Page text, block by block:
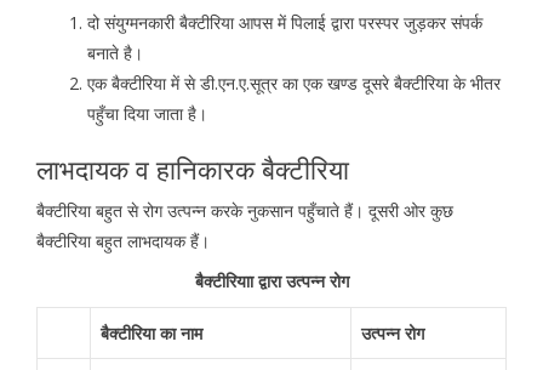
दो संयुग्मनकारी बैक्टीरिया आपस में पिलाई द्वारा परस्पर जुड़कर संपर्क
बनाते है।
एक बैक्टीरिया में से डी.एन.ए.सूत्र का एक खण्ड दूसरे बैक्टीरिया के भीतर
पहुँचा दिया जाता है।
लाभदायक व हानिकारक बैक्टीरिया
बैक्टीरिया बहुत से रोग उत्पन्न करके नुकसान पहुँचाते हैं। दूसरी ओर कुछ
बैक्टीरिया बहुत लाभदायक हैं।
बैक्टीरियाा द्वारा उत्पन्न रोग
बैक्टीरिया का नाम उत्पन्न रोग